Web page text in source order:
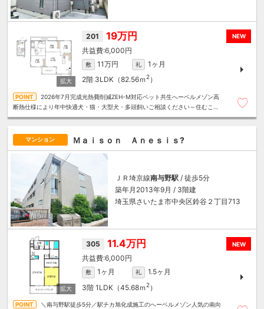
NEW
201 19万円
6,000円
敷 11万円 礼
1ヶ月
2階 3LDK（82.56ｍ 2）
2026年7月完成光熱費削減ZEH-M対応ペット共生へーベルメゾン高
断熱仕様により年中快適犬・猫・大型犬・多頭飼いご相談ください～住むこと
マンション Ｍａｉｓｏｎ Ａｎｅｓｉｓ?
ＪＲ埼京線南与野駅 / 徒歩5分
築年月2013年9月 / 3階建
埼玉県さいたま市中央区鈴谷２丁目713
NEW
305 11.4万円
6,000円
敷 1ヶ月 礼
1.5ヶ月
3階 1LDK（45.68ｍ 2）
＼南与野駅徒歩5分／駅チカ旭化成施工のへーベルメゾン人気の南向